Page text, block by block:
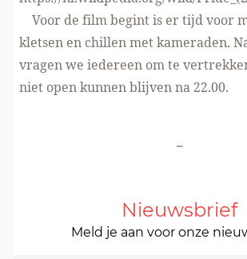
Voor de film begint is er tijd voor
kletsen en chillen met kameraden.
vragen we iedereen om te
niet open kunnen blijven na 22.00.
-
Nieuwsbrief
Meld je aan voor onze